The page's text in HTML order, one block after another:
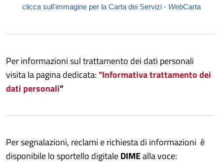
clicca sull'immagine per la Carta dei Servizi - WebCarta
Per informazioni sul trattamento dei dati personali
visita la pagina dedicata: "Informativa trattamento dei
dati personali”
Per segnalazioni, reclami e richiesta di informazioni è
disponibile lo sportello digitaleDIMEalla voce: